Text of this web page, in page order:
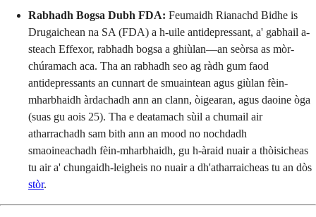
Rabhadh Bogsa Dubh FDA: Feumaidh Rianachd Bidhe is
Drugaichean na SA (FDA) a h-uile antidepressant, a' gabhail a-
steach Effexor, rabhadh bogsa a ghiùlan—an seòrsa as mòr-
chúramach aca. Tha an rabhadh seo ag ràdh gum faod
antidepressants an cunnart de smuaintean agus giùlan fèin-
mharbhaidh àrdachadh ann an clann, òigearan, agus daoine òga
(suas gu aois 25). Tha e deatamach sùil a chumail air
atharrachadh sam bith ann an mood no nochdadh
smaoineachadh fèin-mharbhaidh, gu h-àraid nuair a thòisicheas
tu air a' chungaidh-leigheis no nuair a dh'atharraicheas tu an dòs
stòr.